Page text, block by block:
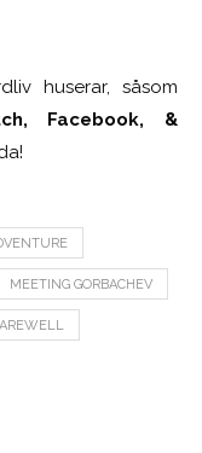
huserar, såsom
Facebook, &
MEETING GORBACHEV